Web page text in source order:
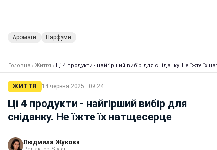
Аромати Парфуми
Головна › Життя › Ці 4 продукти - найгірший вибір для сніданку. Не їжте їх
ЖИТТЯ 14 червня 2025 · 09:24
Ці 4 продукти - найгірший вибір для
сніданку. Не їжте їх натщесерце
Людмила Жукова